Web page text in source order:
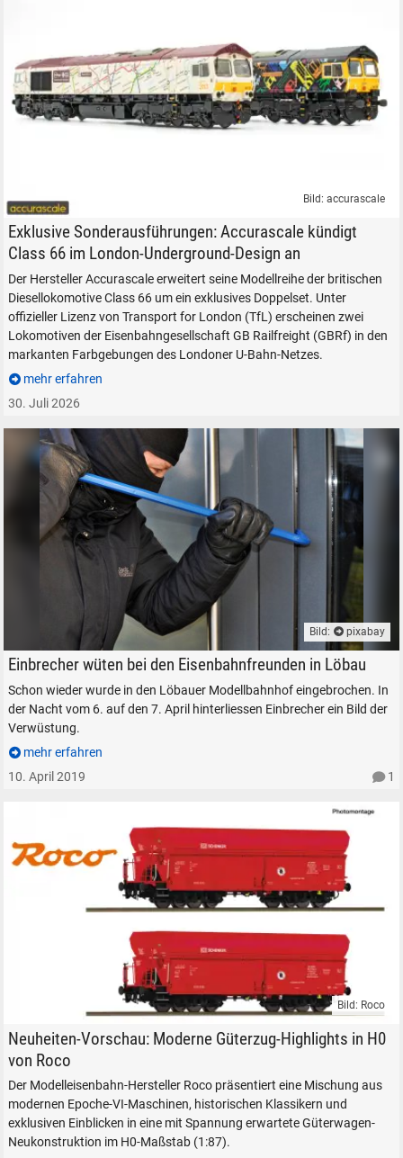
accurascale Modelle Diesellokomotiven Class 66 Londoner U-Bahn H0
Bild: accurascale
Exklusive Sonderausführungen: Accurascale kündigt
Class 66 im London-Underground-Design an
Der Hersteller Accurascale erweitert seine Modellreihe der britischen
Diesellokomotive Class 66 um ein exklusives Doppelset. Unter
offizieller Lizenz von Transport for London (TfL) erscheinen zwei
Lokomotiven der Eisenbahngesellschaft GB Railfreight (GBRf) in den
markanten Farbgebungen des Londoner U-Bahn-Netzes.
mehr erfahren
30. Juli 2026
Einbruch bei Modelleisenbahnern
Bild: pixabay
Einbrecher wüten bei den Eisenbahnfreunden in Löbau
Schon wieder wurde in den Löbauer Modellbahnhof eingebrochen. In
der Nacht vom 6. auf den 7. April hinterliessen Einbrecher ein Bild der
Verwüstung.
mehr erfahren
10. April 2019
1
DB Schenker Selbstentladewagen von Roco.
Bild: Roco
Neuheiten-Vorschau: Moderne Güterzug-Highlights in H0
von Roco
Der Modelleisenbahn-Hersteller Roco präsentiert eine Mischung aus
modernen Epoche-VI-Maschinen, historischen Klassikern und
exklusiven Einblicken in eine mit Spannung erwartete Güterwagen-
Neukonstruktion im H0-Maßstab (1:87).
SUCHEN
Durchsuchen
alles
Suche ...
suchen Abbrechen